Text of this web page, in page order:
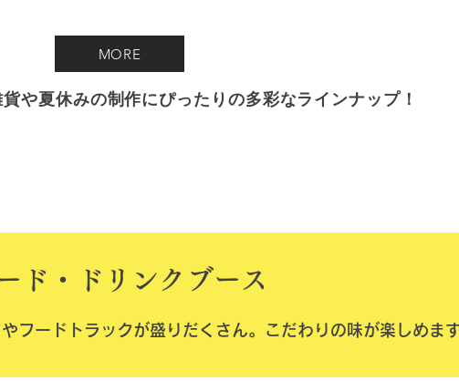
MORE
や夏休みの制作にぴったりの多彩なラインナップ！
ド・ドリンクブース
フードトラックが盛りだくさん。こだわりの味が楽しめます